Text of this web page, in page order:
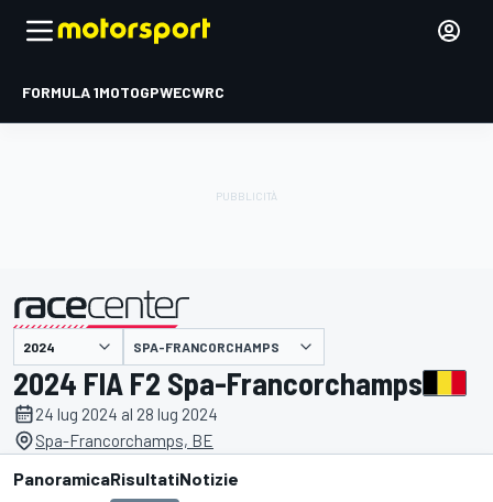
FORMULA 1MOTOGPWECWRC
presentato da SPA-FRANCORCHAMPS
2024 FIA F2 Spa-Francorchamps
24 lug 2024 al 28 lug 2024
Spa-Francorchamps, BE
PanoramicaRisultatiNotizie